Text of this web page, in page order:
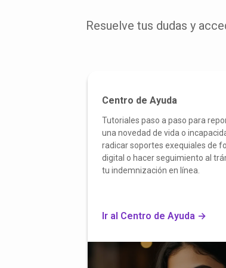
Resuelve tus dudas y
Centro de Ayuda
Tutoriales paso a paso para
una novedad de vida o
radicar soportes exequiales de
digital o hacer seguimiento al
tu indemnización en línea.
Ir al Centro de Ayuda →